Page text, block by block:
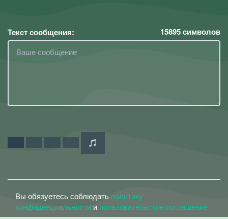
Текст сообщения: 15895символов
Вы обязуетесь соблюдать политику
конфиденциальности и пользовательское соглашение